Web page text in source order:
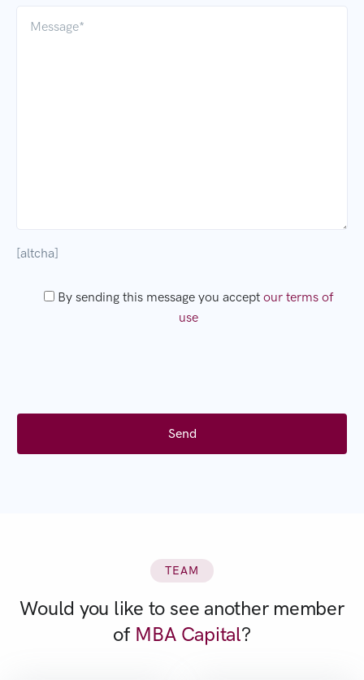
[altcha]
By sending this message you accept our terms of
use
TEAM
Would you like to see another member
of MBA Capital?